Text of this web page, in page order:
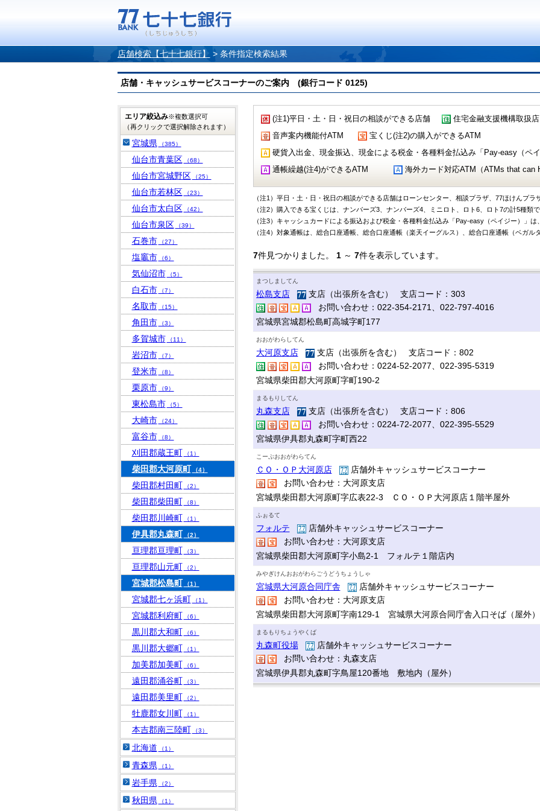
店舗検索【七十七銀行】 > 条件指定検索結果
店舗・キャッシュサービスコーナーのご案内 (銀行コード 0125)
(注1)平日・土・日・祝日の相談ができる店舗 住宅金融支援機構取扱店
音声案内機能付ATM
宝くじ(注2)の購入ができるATM
硬貨入出金、現金振込、現金による税金・各種料金払込み「Pay-easy（ペ
通帳繰越(注4)ができるATM
海外カード対応ATM（ATMs that can
（注1）平日・土・日・祝日の相談ができる店舗はローンセンター、相談プラザ、77ほけんプラ
（注2）購入できる宝くじは、ナンバーズ3、ナンバーズ4、ミニロト、ロト6、ロト7の計5種類で
（注3）キャッシュカードによる振込および税金・各種料金払込み「Pay-easy（ペイジー）」は
（注4）対象通帳は、総合口座通帳、総合口座通帳（楽天イーグルス）、総合口座通帳（ベガル
7件見つかりました。 1～ 7件を表示しています。
まつしましてん
松島支店
支店（出張所を含む） 支店コード：303
お問い合わせ：022-354-2171、022-797-4016
宮城県宮城郡松島町高城字町177
おおがわらしてん
大河原支店
支店（出張所を含む） 支店コード：802
お問い合わせ：0224-52-2077、022-395-5319
宮城県柴田郡大河原町字町190-2
まるもりしてん
丸森支店
支店（出張所を含む） 支店コード：806
お問い合わせ：0224-72-2077、022-395-5529
宮城県伊具郡丸森町字町西22
こーぷおおがわらてん
ＣＯ・ＯＰ大河原店
店舗外キャッシュサービスコーナー
お問い合わせ：大河原支店
宮城県柴田郡大河原町字広表22-3 ＣＯ・ＯＰ大河原店１階半屋外
ふぉるて
フォルテ
店舗外キャッシュサービスコーナー
お問い合わせ：大河原支店
宮城県柴田郡大河原町字小島2-1 フォルテ１階店内
みやぎけんおおがわらごうどうちょうしゃ
宮城県大河原合同庁舎
店舗外キャッシュサービスコーナー
お問い合わせ：大河原支店
宮城県柴田郡大河原町字南129-1 宮城県大河原合同庁舎入口そば（屋外）
まるもりちょうやくば
丸森町役場
店舗外キャッシュサービスコーナー
お問い合わせ：丸森支店
宮城県伊具郡丸森町字鳥屋120番地 敷地内（屋外）
エリア絞込み※複数選択可
（再クリックで選択解除されます）
宮城県 （385）
仙台市青葉区 （68）
仙台市宮城野区 （25）
仙台市若林区 （23）
仙台市太白区 （42）
仙台市泉区 （39）
石巻市 （27）
塩竈市 （6）
気仙沼市 （5）
白石市 （7）
名取市 （15）
角田市 （3）
多賀城市 （11）
岩沼市 （7）
登米市 （8）
栗原市 （9）
東松島市 （5）
大崎市 （24）
富谷市 （8）
刈田郡蔵王町 （1）
柴田郡大河原町 （4）
柴田郡村田町 （2）
柴田郡柴田町 （8）
柴田郡川崎町 （1）
伊具郡丸森町 （2）
亘理郡亘理町 （3）
亘理郡山元町 （2）
宮城郡松島町 （1）
宮城郡七ヶ浜町 （1）
宮城郡利府町 （6）
黒川郡大和町 （6）
黒川郡大郷町 （1）
加美郡加美町 （6）
遠田郡涌谷町 （3）
遠田郡美里町 （2）
牡鹿郡女川町 （1）
本吉郡南三陸町 （3）
北海道 （1）
青森県 （1）
岩手県 （2）
秋田県 （1）